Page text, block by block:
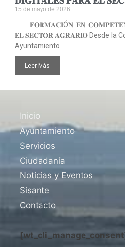
15 de mayo de 2026
𝐅𝐎𝐑𝐌𝐀𝐂𝐈Ó𝐍 𝐄𝐍
𝐄𝐋 𝐒𝐄𝐂𝐓𝐎𝐑 𝐀𝐆𝐑𝐀𝐑𝐈𝐎 Desde la
Ayuntamiento
Leer Más
Inicio
Ayuntamiento
Servicios
Ciudadanía
Noticias y Eventos
Sisante
Contacto